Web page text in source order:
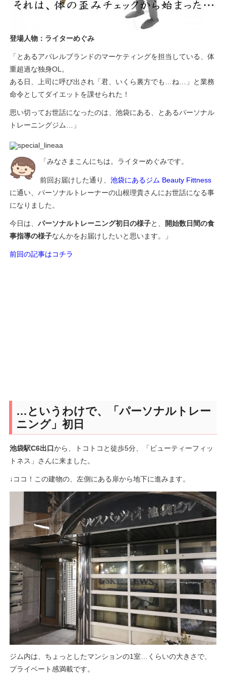
登場人物：ライターめぐみ
「とあるアパレルブランドのマーケティングを担当している、体
重超過な独身OL。
ある日、上司に呼び出され「君、いくら裏方でも…ね…」と業務
命令としてダイエットを課せられた！
思い切ってお世話になったのは、池袋にある、とあるパーソナル
トレーニングジム…」
「みなさまこんにちは。ライターめぐみです。
前回お届けした通り、池袋にあるジム Beauty Fittness
に通い、パーソナルトレーナーの山根理貴さんにお世話になる事
になりました。
今日は、パーソナルトレーニング初日の様子と、
開始数日間の食
事指導の様子なんかをお届けしたいと思います。」
前回の記事はコチラ
…というわけで、「パーソナルトレー
ニング」初日
池袋駅C6出口から、トコトコと徒歩5分、「ビューティーフィッ
トネス」さんに来ました。
↓ココ！この建物の、左側にある扉から地下に進みます。
ジム内は、ちょっとしたマンションの1室…くらいの大きさで、
プライベート感満載です。